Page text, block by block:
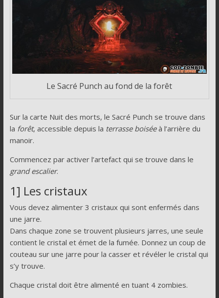
Le Sacré Punch au fond de la forêt
Sur la carte Nuit des morts, le Sacré Punch se trouve dans
la forêt, accessible depuis la terrasse boiséeà l’arrière du
manoir.
Commencez par activer l’artefact qui se trouve dans le
grand escalier.
1] Les cristaux
Vous devez alimenter 3 cristaux qui sont enfermés dans
une jarre.
Dans chaque zone se trouvent plusieurs jarres, une seule
contient le cristal et émet de la fumée. Donnez un coup de
couteau sur une jarre pour la casser et révéler le cristal qui
s’y trouve.
Chaque cristal doit être alimenté en tuant 4 zombies.